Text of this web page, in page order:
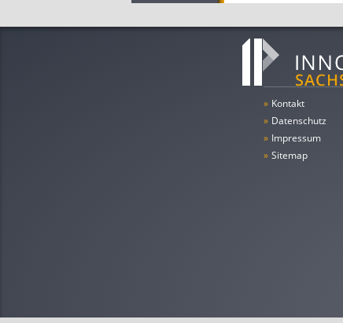
» Kontakt
» Datenschutz
» Impressum
» Sitemap